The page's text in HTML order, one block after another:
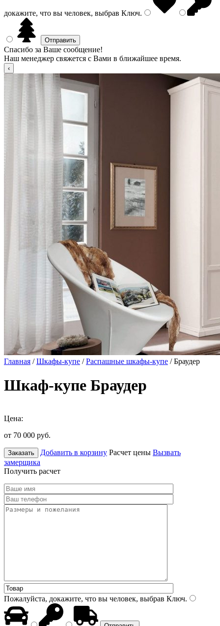
докажите, что вы человек, выбрав Ключ.
Спасибо за Ваше сообщение!
Наш менеджер свяжется с Вами в ближайшее время.
Главная /Шкафы-купе /Распашные шкафы-купе / Браудер
Шкаф-купе Браудер
Цена:
от 70 000 руб.
Заказать Добавить в корзину Расчет цены Вызвать
замерщика
Получить расчет
Пожалуйста, докажите, что вы человек, выбрав Ключ.